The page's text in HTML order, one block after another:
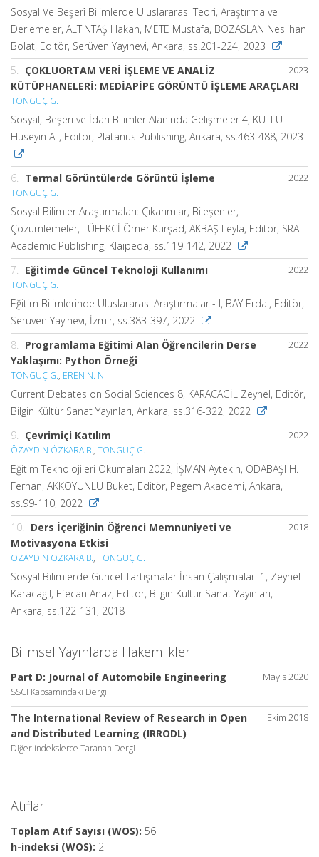
Sosyal Ve Beşerî Bilimlerde Uluslararası Teori, Araştırma ve
Derlemeler, ALTINTAŞ Hakan, METE Mustafa, BOZASLAN Neslihan
Bolat, Editör, Serüven Yayınevi, Ankara, ss.201-224, 2023
2023
5.
ÇOKLUORTAM VERİ İŞLEME VE ANALİZ
KÜTÜPHANELERİ: MEDİAPİPE GÖRÜNTÜ İŞLEME ARAÇLARI
TONGUÇ G.
Sosyal, Beşeri ve İdari Bilimler Alanında Gelişmeler 4, KUTLU
Hüseyin Ali, Editör, Platanus Publishing, Ankara, ss.463-488, 2023
2022
6. Termal Görüntülerde Görüntü İşleme
TONGUÇ G.
Sosyal Bilimler Araştırmaları: Çıkarımlar, Bileşenler,
Çözümlemeler, TÜFEKCİ Ömer Kürşad, AKBAŞ Leyla, Editör, SRA
Academic Publishing, Klaipeda, ss.119-142, 2022
2022
7. Eğitimde Güncel Teknoloji Kullanımı
TONGUÇ G.
Eğitim Bilimlerinde Uluslararası Araştırmalar - I, BAY Erdal, Editör,
Serüven Yayınevi, İzmir, ss.383-397, 2022
2022
8.
Programlama Eğitimi Alan Öğrencilerin Derse
Yaklaşımı: Python Örneği
TONGUÇ G., EREN N. N.
Current Debates on Social Sciences 8, KARACAGİL Zeynel, Editör,
Bilgin Kültür Sanat Yayınları, Ankara, ss.316-322, 2022
2022
9. Çevrimiçi Katılım
ÖZAYDIN ÖZKARA B., TONGUÇ G.
Eğitim Teknolojileri Okumaları 2022, İŞMAN Aytekin, ODABAŞI H.
Ferhan, AKKOYUNLU Buket, Editör, Pegem Akademi, Ankara,
ss.99-110, 2022
2018
10.
Ders İçeriğinin Öğrenci Memnuniyeti ve
Motivasyona Etkisi
ÖZAYDIN ÖZKARA B., TONGUÇ G.
Sosyal Bilimlerde Güncel Tartışmalar İnsan Çalışmaları 1, Zeynel
Karacagil, Efecan Anaz, Editör, Bilgin Kültür Sanat Yayınları,
Ankara, ss.122-131, 2018
Bilimsel Yayınlarda Hakemlikler
Mayıs 2020
Part D: Journal of Automobile Engineering
SSCI Kapsamındaki Dergi
Ekim 2018
The International Review of Research in Open
and Distributed Learning (IRRODL)
Diğer İndekslerce Taranan Dergi
Atıflar
Toplam Atıf Sayısı (WOS): 56
h-indeksi (WOS): 2